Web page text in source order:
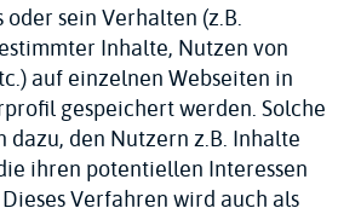
oder sein Verhalten (z.B.
Inhalte, Nutzen von
auf einzelnen Webseiten in
gespeichert werden. Solche
dazu, den Nutzern z.B. Inhalte
ihren potentiellen Interessen
Verfahren wird auch als